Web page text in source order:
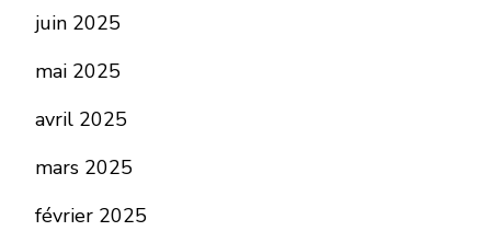
juin 2025
mai 2025
avril 2025
mars 2025
février 2025